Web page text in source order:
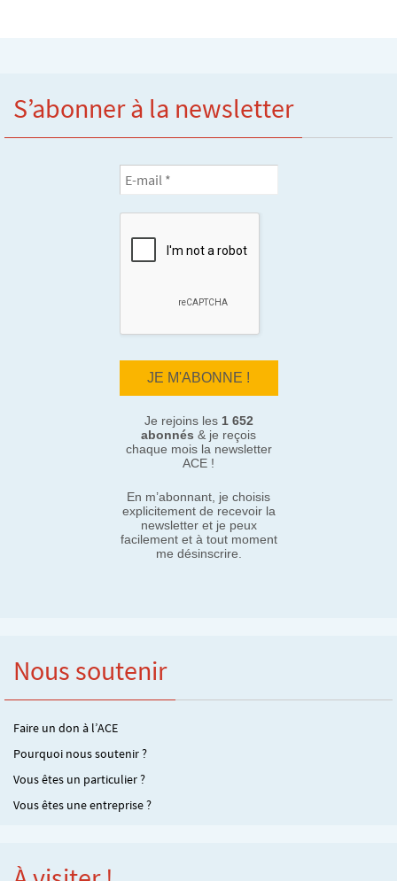
S’abonner à la newsletter
Je rejoins les 1 652
abonnés & je reçois
chaque mois la newsletter
ACE !
En m’abonnant, je choisis
explicitement de recevoir la
newsletter et je peux
facilement et à tout moment
me désinscrire.
Nous soutenir
Faire un don à l’ACE
Pourquoi nous soutenir ?
Vous êtes un particulier ?
Vous êtes une entreprise ?